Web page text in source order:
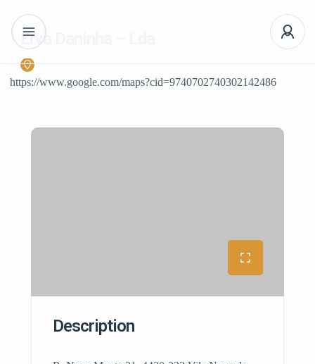
Erva Daninha – Lda
https://www.google.com/maps?cid=9740702740302142486
Description